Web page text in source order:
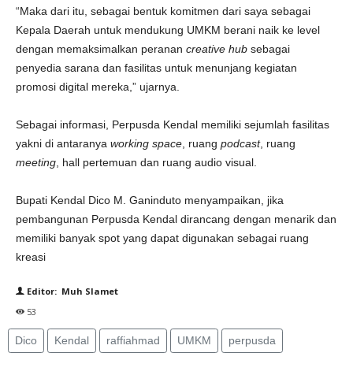
“Maka dari itu, sebagai bentuk komitmen dari saya sebagai
Kepala Daerah untuk mendukung UMKM berani naik ke level
dengan memaksimalkan peranan creative hub sebagai
penyedia sarana dan fasilitas untuk menunjang kegiatan
promosi digital mereka,” ujarnya.
Sebagai informasi, Perpusda Kendal memiliki sejumlah fasilitas
yakni di antaranya working space , ruang podcast, ruang
meeting , hall pertemuan dan ruang audio visual.
Bupati Kendal Dico M. Ganinduto menyampaikan, jika
pembangunan Perpusda Kendal dirancang dengan menarik dan
memiliki banyak spot yang dapat digunakan sebagai ruang
kreasi
Editor: Muh Slamet
53
Dico Kendal raffiahmad UMKM perpusda